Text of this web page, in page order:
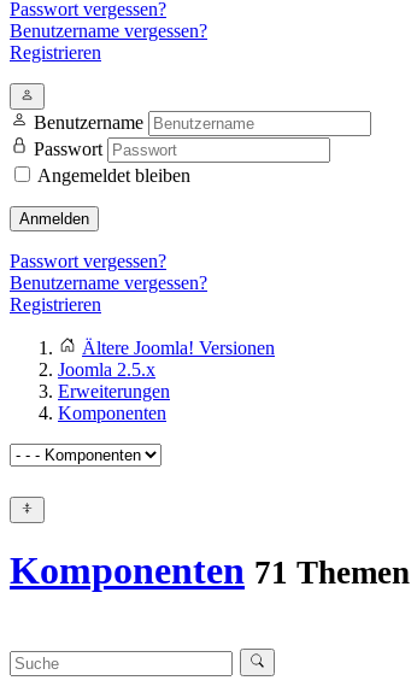
Passwort vergessen?
Benutzername vergessen?
Registrieren
Benutzername
Passwort
Angemeldet bleiben
Anmelden
Passwort vergessen?
Benutzername vergessen?
Registrieren
Ältere Joomla! Versionen
Joomla 2.5.x
Erweiterungen
Komponenten
Komponenten 71 Themen